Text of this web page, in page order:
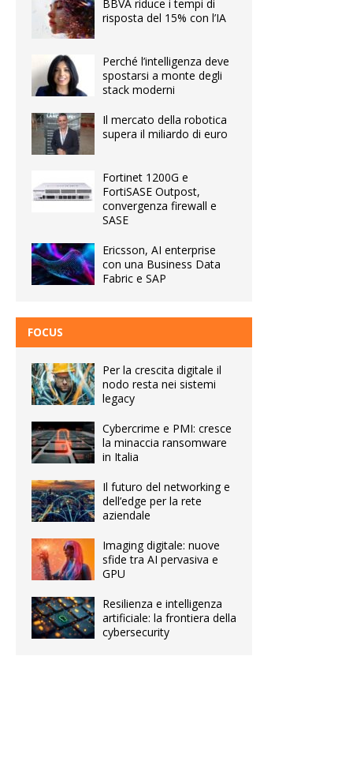
BBVA riduce i tempi di
risposta del 15% con l’IA
Perché l’intelligenza deve
spostarsi a monte degli
stack moderni
Il mercato della robotica
supera il miliardo di euro
Fortinet 1200G e
FortiSASE Outpost,
convergenza firewall e
SASE
Ericsson, AI enterprise
con una Business Data
Fabric e SAP
FOCUS
Per la crescita digitale il
nodo resta nei sistemi
legacy
Cybercrime e PMI: cresce
la minaccia ransomware
in Italia
Il futuro del networking e
dell’edge per la rete
aziendale
Imaging digitale: nuove
sfide tra AI pervasiva e
GPU
Resilienza e intelligenza
artificiale: la frontiera della
cybersecurity